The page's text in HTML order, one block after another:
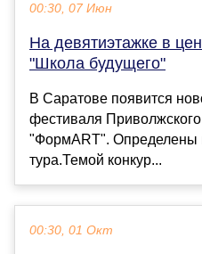
00:30, 07 Июн
На девятиэтажке в
"Школа будущего"
В Саратове появится
фестиваля
"ФормART". Определены
тура.Темой конкур...
00:30, 01 Окт